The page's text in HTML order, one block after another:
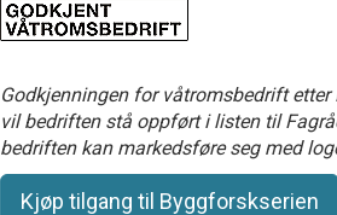
Godkjenningen for våtromsbedrift
vil bedriften stå oppført i listen til
bedriften kan markedsføre seg med
Kjøp tilgang til Byggforskserien